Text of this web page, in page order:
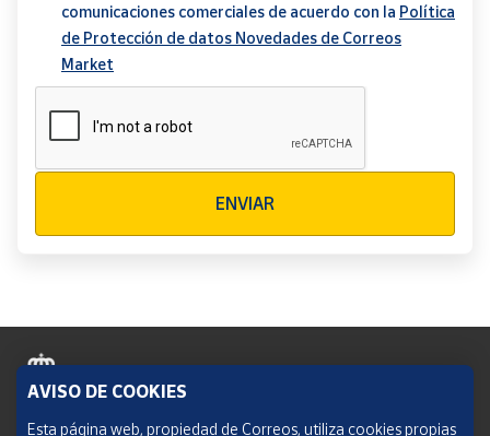
comunicaciones comerciales de acuerdo con la Política
de Protección de datos Novedades de Correos
Market
ENVIAR
Política de cookies
AVISO DE COOKIES
Esta página web, propiedad de Correos, utiliza cookies propias